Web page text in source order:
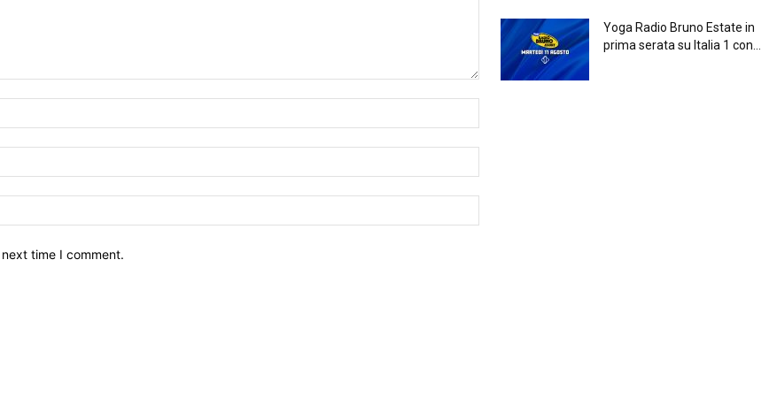
time I comment.
Yoga Radio Bruno Estate in
prima serata su Italia 1 con...